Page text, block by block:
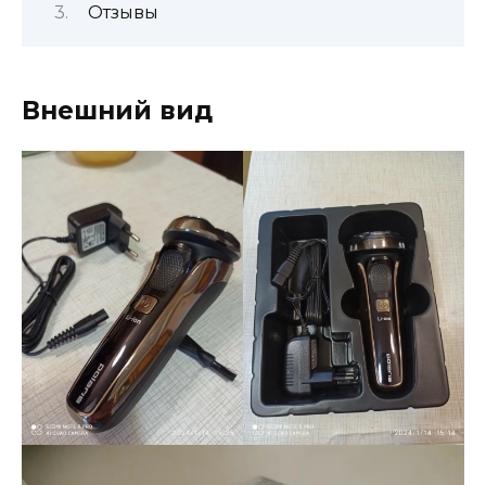
Отзывы
Внешний вид